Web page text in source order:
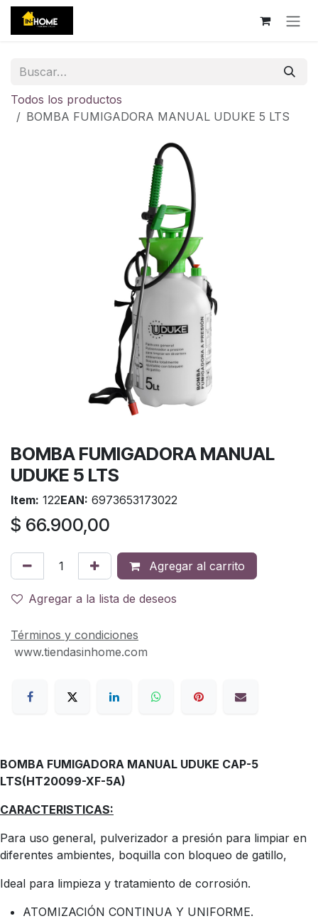
Ir al contenido
Todos los productos
BOMBA FUMIGADORA MANUAL UDUKE 5 LTS
BOMBA FUMIGADORA MANUAL
UDUKE 5 LTS
Item: 122EAN: 6973653173022
$ 66.900,00
Agregar al carrito
Agregar a la lista de deseos
Términos y condiciones
www.tiendasinhome.com
BOMBA FUMIGADORA MANUAL UDUKE CAP-5
LTS(HT20099-XF-5A)
CARACTERISTICAS:
Para uso general, pulverizador a presión para limpiar en
diferentes ambientes, boquilla con bloqueo de gatillo,
Ideal para limpieza y tratamiento de corrosión.
ATOMIZACIÓN CONTINUA Y UNIFORME.